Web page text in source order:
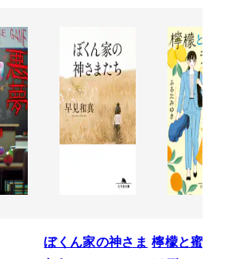
ぼくん家の神さま 檸檬と蜜柑